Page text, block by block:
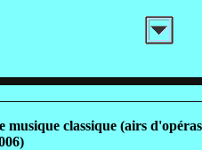
classique (airs